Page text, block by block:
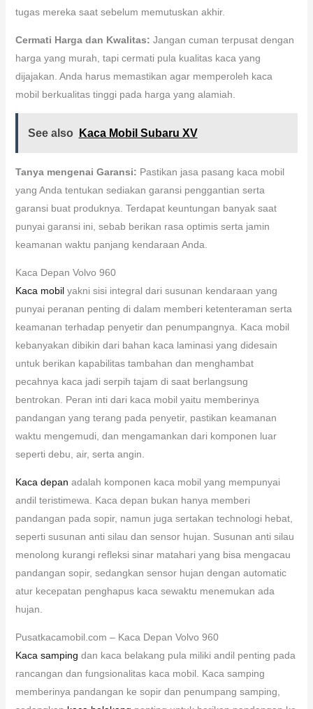
tugas mereka saat sebelum memutuskan akhir.
Cermati Harga dan Kwalitas: Jangan cuman terpusat dengan
harga yang murah, tapi cermati pula kualitas kaca yang
dijajakan. Anda harus memastikan agar memperoleh kaca
mobil berkualitas tinggi pada harga yang alamiah.
See also Kaca Mobil Subaru XV
Tanya mengenai Garansi: Pastikan jasa pasang kaca mobil
yang Anda tentukan sediakan garansi penggantian serta
garansi buat produknya. Terdapat keuntungan banyak saat
punyai garansi ini, sebab berikan rasa optimis serta jamin
keamanan waktu panjang kendaraan Anda.
Kaca Depan Volvo 960
Kaca mobilyakni sisi integral dari susunan kendaraan yang
punyai peranan penting di dalam memberi ketenteraman serta
keamanan terhadap penyetir dan penumpangnya. Kaca mobil
kebanyakan dibikin dari bahan kaca laminasi yang didesain
untuk berikan kapabilitas tambahan dan menghambat
pecahnya kaca jadi serpih tajam di saat berlangsung
bentrokan. Peran inti dari kaca mobil yaitu memberinya
pandangan yang terang pada penyetir, pastikan keamanan
waktu mengemudi, dan mengamankan dari komponen luar
seperti debu, air, serta angin.
Kaca depan adalah komponen kaca mobil yang mempunyai
andil teristimewa. Kaca depan bukan hanya memberi
pandangan pada sopir, namun juga sertakan technologi hebat,
seperti susunan anti silau dan sensor hujan. Susunan anti silau
menolong kurangi refleksi sinar matahari yang bisa mengacau
pandangan sopir, sedangkan sensor hujan dengan automatic
atur kecepatan penghapus kaca sewaktu menemukan ada
hujan.
Pusatkacamobil.com – Kaca Depan Volvo 960
Kaca samping dan kaca belakang pula miliki andil penting pada
rancangan dan fungsionalitas kaca mobil. Kaca samping
memberinya pandangan ke sopir dan penumpang samping,